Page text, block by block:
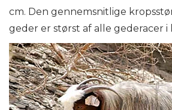
cm. Den gennemsnitlige
geder er størst af alle gederacer i